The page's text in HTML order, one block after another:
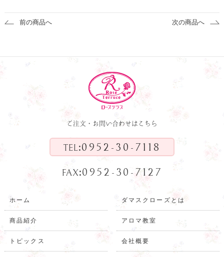
前の商品へ 次の商品へ
ご注文・お問い合わせはこちら
TEL:0952-30-7118
FAX:0952-30-7127
ホーム ダマスクローズとは
商品紹介 アロマ教室
トピックス 会社概要